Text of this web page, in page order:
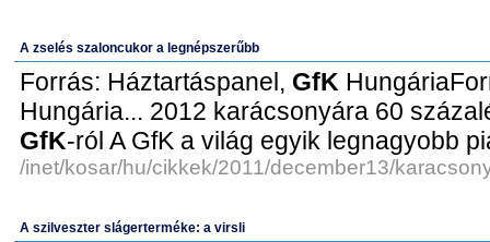
A zselés szaloncukor a legnépszerűbb
Forrás: Háztartáspanel, GfK
Hungária... 2012 karácsonyára 60
GfK-ról A GfK a világ egyik legnagyobb
/inet/kosar/hu/cikkek/2011/december13/
A szilveszter slágerterméke: a virsli